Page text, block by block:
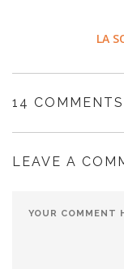
LA
14 COMMENTS
LEAVE A